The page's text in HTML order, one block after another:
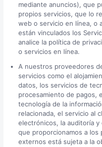
mediante anuncios), que
propios servicios, que lo
web o servicio en línea, o
están vinculados los
analice la política de
o servicios en línea.
A nuestros proveedores
servicios como el
datos, los servicios de
procesamiento de pagos,
tecnología de la
relacionada, el servicio al
electrónicos, la auditoría
que proporcionamos a
externos está sujeta a la